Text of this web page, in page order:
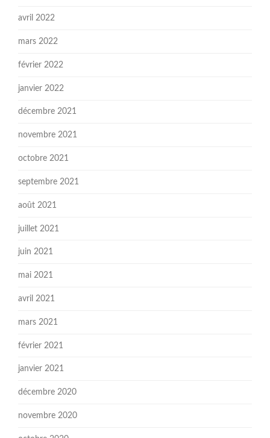
avril 2022
mars 2022
février 2022
janvier 2022
décembre 2021
novembre 2021
octobre 2021
septembre 2021
août 2021
juillet 2021
juin 2021
mai 2021
avril 2021
mars 2021
février 2021
janvier 2021
décembre 2020
novembre 2020